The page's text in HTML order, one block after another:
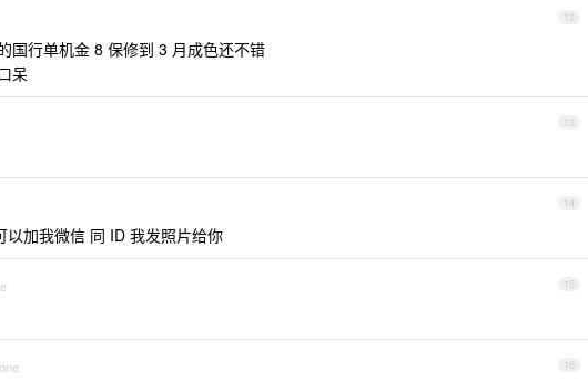
12
国行单机金 8 保修到 3 月成色还不错
呆
13
14
以加我微信 同 ID 我发照片给你
15
16